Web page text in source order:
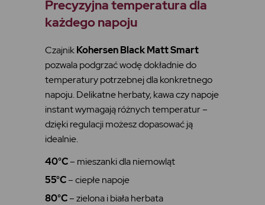
Precyzyjna temperatura dla
każdego napoju
CzajnikKohersen Black Matt Smart
pozwala podgrzać wodę dokładnie do
temperatury potrzebnej dla konkretnego
napoju. Delikatne herbaty, kawa czy napoje
instant wymagają różnych temperatur –
dzięki regulacji możesz dopasować ją
idealnie.
40°C– mieszanki dla niemowląt
55°C– ciepłe napoje
80°C– zielona i biała herbata